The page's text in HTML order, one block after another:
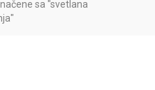
sa "svetlana